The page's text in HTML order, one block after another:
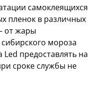
самоклеящихся
пленок в различных
от жары
мороза
предоставлять на
сроке службы не